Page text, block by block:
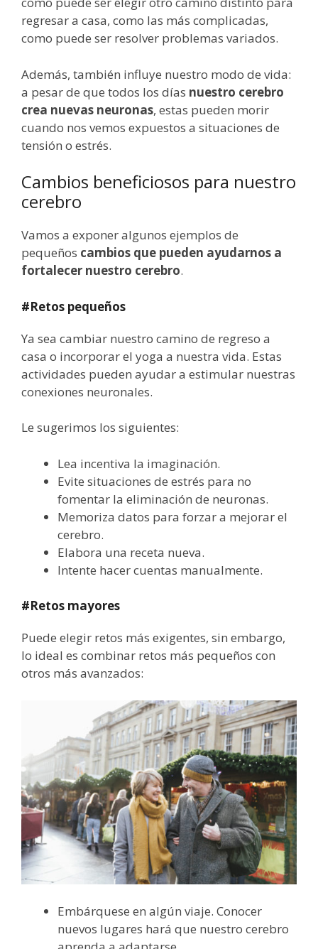
regresar a casa, como las más complicadas,
como puede ser resolver problemas variados.
Además, también influye nuestro modo de vida:
a pesar de que todos los días nuestro cerebro
crea nuevas neuronas, estas pueden morir
cuando nos vemos expuestos a situaciones de
tensión o estrés.
Cambios beneficiosos para nuestro
cerebro
Vamos a exponer algunos ejemplos de
pequeños cambios que pueden ayudarnos a
fortalecer nuestro cerebro.
#Retos pequeños
Ya sea cambiar nuestro camino de regreso a
casa o incorporar el yoga a nuestra vida. Estas
actividades pueden ayudar a estimular nuestras
conexiones neuronales.
Le sugerimos los siguientes:
Lea incentiva la imaginación.
Evite situaciones de estrés para no
fomentar la eliminación de neuronas.
Memoriza datos para forzar a mejorar el
cerebro.
Elabora una receta nueva.
Intente hacer cuentas manualmente.
#Retos mayores
Puede elegir retos más exigentes, sin embargo,
lo ideal es combinar retos más pequeños con
otros más avanzados:
Embárquese en algún viaje. Conocer
nuevos lugares hará que nuestro cerebro